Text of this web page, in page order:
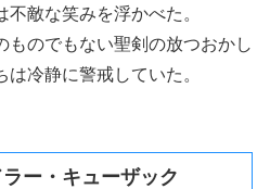
敵な笑みを浮かべた。
ものでもない聖剣の放つおかし
冷静に警戒していた。
ー・キューザック